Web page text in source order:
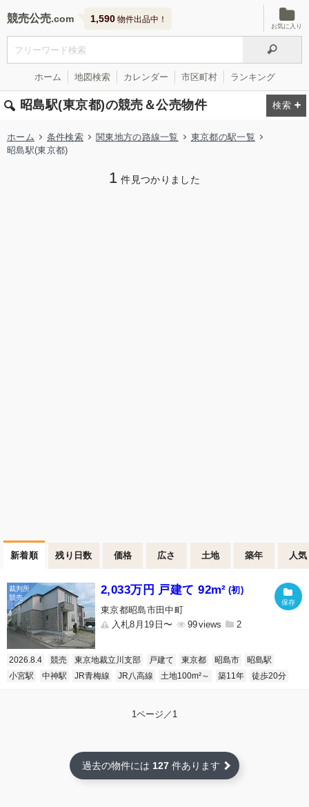
競売公売 1,590 物件出品中！
お気に入り
ホーム 地図検索 カレンダー 市区町村 ランキング
昭島駅(東京都)の競売＆公売物件
ホーム 条件検索 関東地方の路線一覧
東京都の駅一覧
昭島駅(東京都)
1 件見つかりました
新着順 残り日数 価格 広さ 土地 築年 人気
2,033万円 戸建て 92m² (初)
東京都昭島市田中町
入札8月19日〜
99 2
2026.8.4 競売 東京地裁立川支部 戸建て 東京都 昭島市
昭島駅
小宮駅
中神駅 JR青梅線 JR八高線 土地100m²～ 築11年 徒歩20分
1ページ／1
過去の物件には 127 件あります